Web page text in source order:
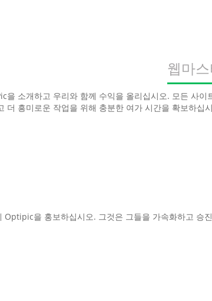
웹마스
소개하고 우리와 함께 수익을 올리십시오. 모든 사이
더 흥미로운 작업을 위해 충분한 여가 시간을 확보하십
을 홍보하십시오. 그것은 그들을 가속화하고 승